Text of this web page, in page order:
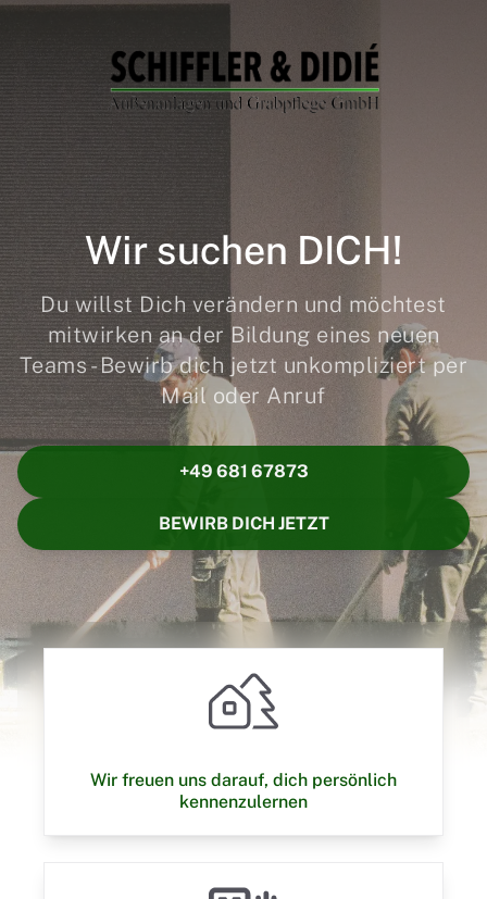
Wir suchen DICH!
Du willst Dich verändern und möchtest
mitwirken an der Bildung eines neuen
Teams - Bewirb dich jetzt unkompliziert per
Mail oder Anruf
+49 681 67873
BEWIRB DICH JETZT
Wir freuen uns darauf, dich persönlich
kennenzulernen